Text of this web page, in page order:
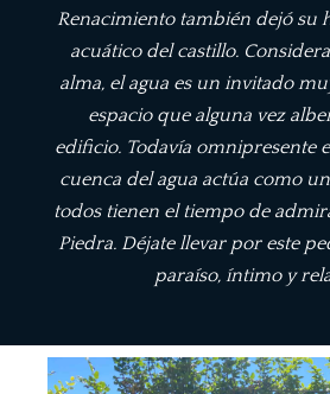
Renacimiento también dejó su
acuático del castillo.
alma, el agua es un invitado
espacio que alguna vez
edificio. Todavía omnipresente
cuenca del agua actúa como
todos tienen el tiempo de
Piedra. Déjate llevar por este
paraíso, íntimo y